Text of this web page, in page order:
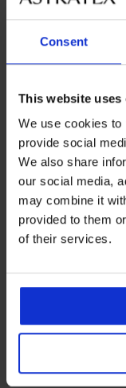
Consent
This website uses
We use cookies to
provide social
We also share
our social media,
may combine it
provided to them
of their services.
Popust
31,19 € Prvotna cena
38,99 €
8 % od